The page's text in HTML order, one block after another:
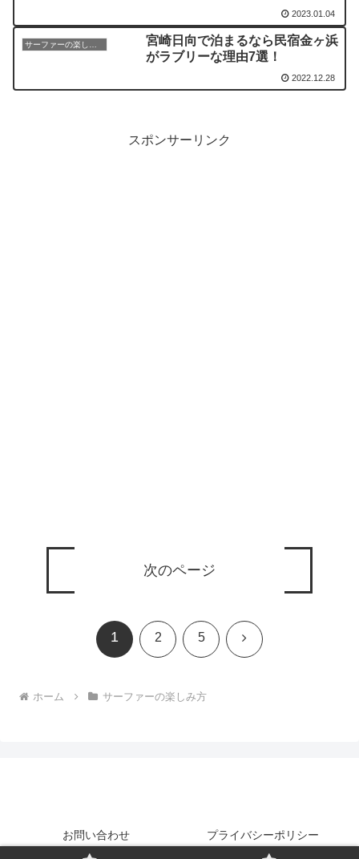
2023.01.04
宮崎日向で泊まるなら民宿金ヶ浜
がラブリーな理由7選！
2022.12.28
スポンサーリンク
次のページ
1 2 5 次
ホーム サーファーの楽しみ方
お問い合わせ プライバシーポリシー